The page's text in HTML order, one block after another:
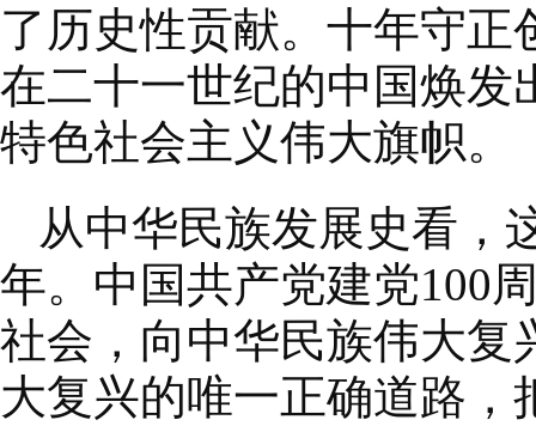
了历史性贡献。十年守
在二十一世纪的中国焕发
特色社会主义伟大旗帜。
从中华民族发展史看，
年。中国共产党建党100
社会，向中华民族伟大复
大复兴的唯一正确道路